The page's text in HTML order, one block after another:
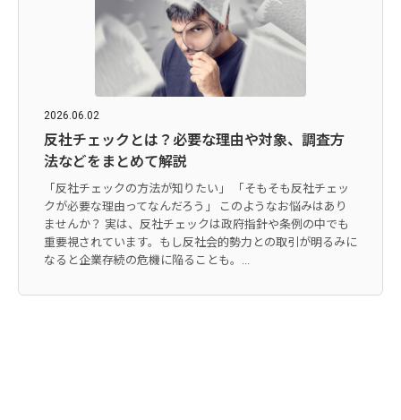
2026.06.02
反社チェックとは？必要な理由や対象、調査方
法などをまとめて解説
「反社チェックの方法が知りたい」 「そもそも反社チェッ
クが必要な理由ってなんだろう」 このようなお悩みはあり
ませんか？ 実は、反社チェックは政府指針や条例の中でも
重要視されています。もし反社会的勢力との取引が明るみに
なると企業存続の危機に陥ることも。...